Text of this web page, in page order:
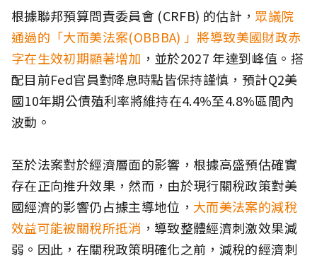
根據聯邦預算問責委員會 (CRFB) 的估計， 眾議院
通過的「大而美法案(OBBBA) 」將導致美國財政赤
字在生效初期顯著增加 ，並於2027 年達到峰值。搭
配目前Fed官員對降息時點皆保持謹慎，預計Q2美
國10年期公債殖利率將維持在4.4%至4.8%區間內
波動。
至於法案對於經濟層面的影響，根據高盛預估確實
存在正向推升效果，然而，由於現行關稅政策對美
國經濟的影響仍占據主導地位， 大而美法案的減稅
效益可能被關稅所抵消 ，導致整體經濟刺激效果減
弱。因此，在關稅政策明確化之前，減稅的經濟刺